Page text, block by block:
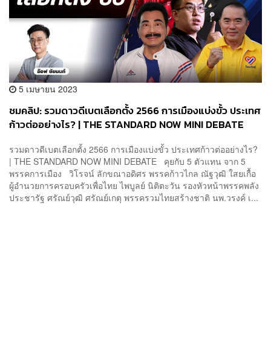
5 เมษายน 2023
ชมคลิป: รวมดาวดีเบตเลือกตั้ง 2566 การเมืองแบ่งขั้ว ประเทศ
ก้าวต่ออย่างไร? | THE STANDARD NOW MINI DEBATE
รวมดาวดีเบตเลือกตั้ง 2566 การเมืองแบ่งขั้ว ประเทศก้าวต่ออย่างไร?
| THE STANDARD NOW MINI DEBATE คุยกับ 5 ตัวแทน จาก 5
พรรคการเมือง วิโรจน์ ลักขณาอดิศร พรรคก้าวไกล ณัฐวุฒิ ใสยเกื้อ
ผู้อำนวยการครอบครัวเพื่อไทย ไพบูลย์ นิติตะวัน รองหัวหน้าพรรคพลัง
ประชารัฐ ศรัณย์วุฒิ ศรัณย์เกตุ พรรครวมไทยสร้างชาติ นพ.วรงค์ เ...